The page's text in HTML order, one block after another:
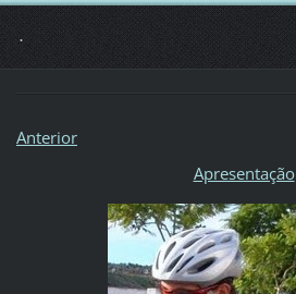
.
Anterior
Apresentação